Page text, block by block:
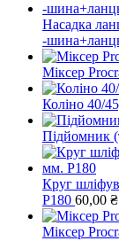
Насадка
-
Міксер
Коліно 40/
Підйомник
Круг
Р180 60,00 ₴
Міксер